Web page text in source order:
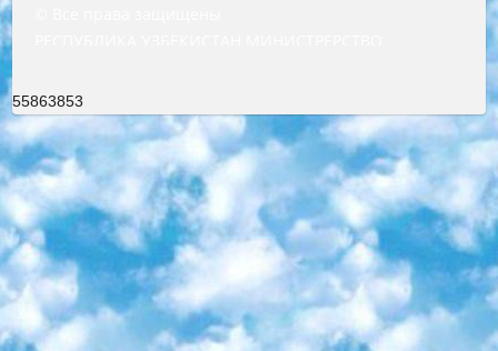
55863853